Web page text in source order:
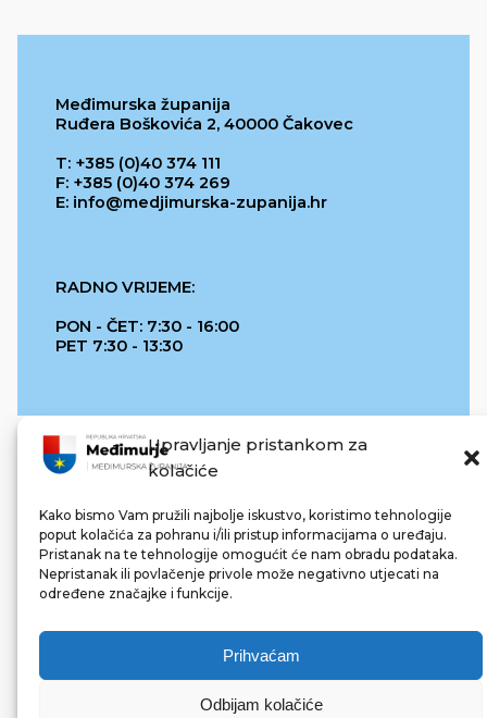
Upravljanje pristankom za
kolačiće
Kako bismo Vam pružili najbolje iskustvo, koristimo tehnologije
poput kolačića za pohranu i/ili pristup informacijama o uređaju.
Pristanak na te tehnologije omogućit će nam obradu podataka.
Nepristanak ili povlačenje privole može negativno utjecati na
određene značajke i funkcije.
Prihvaćam
Odbijam kolačiće
Međimurska županija
Ruđera Boškovića 2, 40000 Čakovec
T: +385 (0)40 374 111
F: +385 (0)40 374 269
E: info@medjimurska-zupanija.hr
RADNO VRIJEME:
PON - ČET: 7:30 - 16:00
PET 7:30 - 13:30
REPUBLIKA HRVATSKA
© 2022 Međimurska županija. Sva prava pridržana.